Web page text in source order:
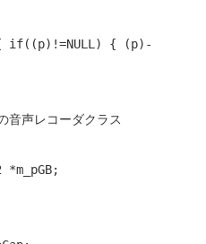
if((p)!=NULL ) { (p)-
声レコーダクラス